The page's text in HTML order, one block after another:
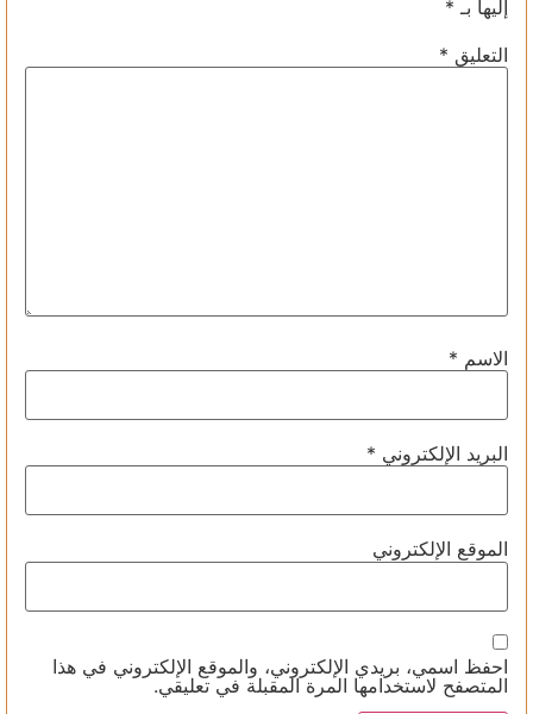
إليها بـ *
التعليق *
الاسم *
البريد الإلكتروني *
الموقع الإلكتروني
احفظ اسمي، بريدي الإلكتروني، والموقع الإلكتروني في هذا
المتصفح لاستخدامها المرة المقبلة في تعليقي.